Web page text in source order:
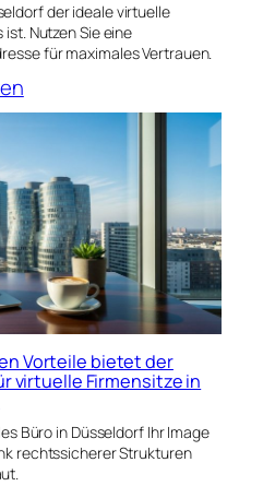
der ideale virtuelle
Nutzen Sie eine
für maximales Vertrauen.
Vorteile bietet der
virtuelle Firmensitze in
Büro in Düsseldorf Ihr Image
rechtssicherer Strukturen